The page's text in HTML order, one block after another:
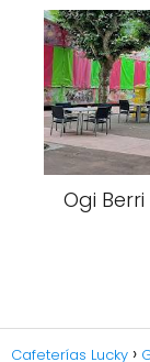
Ogi
Cafeterías Lucky